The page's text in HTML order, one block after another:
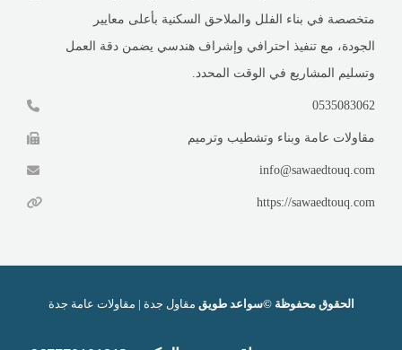
متخصصة في بناء الفلل والملاحق السكنية بأعلى معايير
الجودة، مع تنفيذ احترافي وإشراف هندسي يضمن دقة العمل
وتسليم المشاريع في الوقت المحدد.
0535083062
مقاولات عامة وبناء وتشطيب وترميم
info@sawaedtouq.com
https://sawaedtouq.com
الحقوق محفوظة ©سواعد طويق مقاول جدة | مقاولات عامة جدة